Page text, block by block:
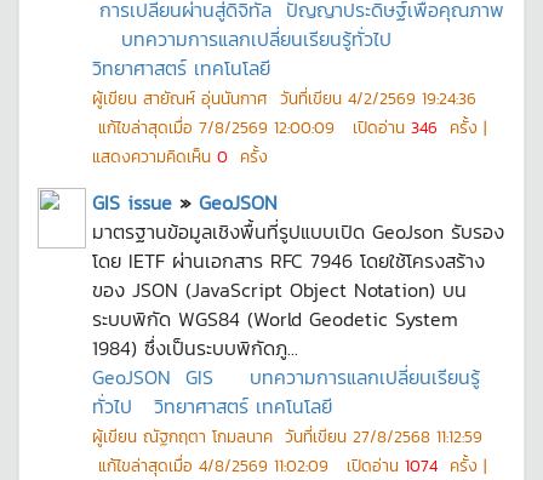
การเปลี่ยนผ่านสู่ดิจิทัล ปัญญาประดิษฐ์เพื่อคุณภาพ
บทความการแลกเปลี่ยนเรียนรู้ทั่วไป
วิทยาศาสตร์ เทคโนโลยี
ผู้เขียน สายัณห์ อุ่นนันกาศ วันที่เขียน 4/2/2569 19:24:36
แก้ไขล่าสุดเมื่อ 7/8/2569 12:00:09 เปิดอ่าน 346 ครั้ง |
แสดงความคิดเห็น 0 ครั้ง
GIS issue » GeoJSON
มาตรฐานข้อมูลเชิงพื้นที่รูปแบบเปิด GeoJson รับรอง
โดย IETF ผ่านเอกสาร RFC 7946 โดยใช้โครงสร้าง
ของ JSON (JavaScript Object Notation) บน
ระบบพิกัด WGS84 (World Geodetic System
1984) ซึ่งเป็นระบบพิกัดภู...
GeoJSON GIS
บทความการแลกเปลี่ยนเรียนรู้
ทั่วไป
วิทยาศาสตร์ เทคโนโลยี
ผู้เขียน ณัฐกฤตา โกมลนาค วันที่เขียน 27/8/2568 11:12:59
แก้ไขล่าสุดเมื่อ 4/8/2569 11:02:09 เปิดอ่าน 1074 ครั้ง |